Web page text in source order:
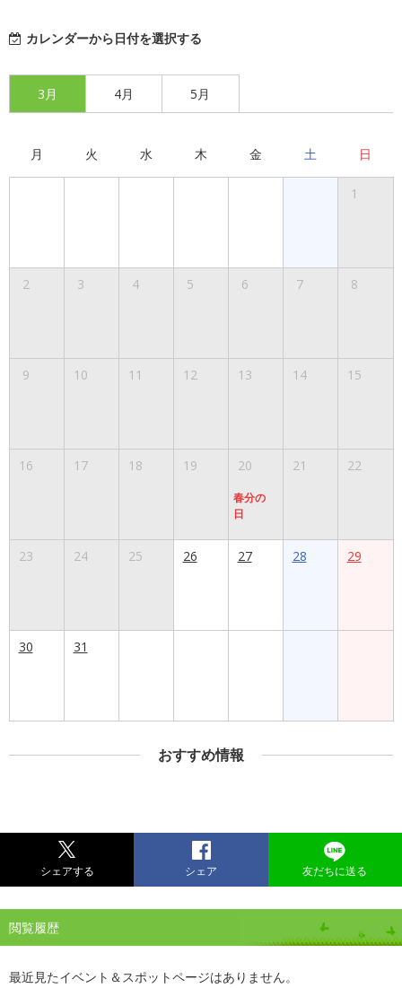
カレンダーから日付を選択する
3月 4月 5月
月 火 水 木 金 土 日
1
2 3 4 5 6 7 8
9 10 11 12 13 14 15
16 17 18 19 20
春分の
日
21 22
23 24 25 26 27 28 29
30 31
おすすめ情報
シェアする シェア 友だちに送る
閲覧履歴
最近見たイベント＆スポットページはありません。